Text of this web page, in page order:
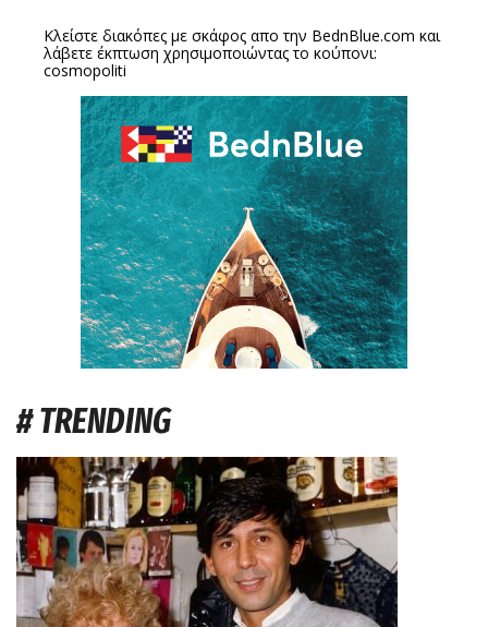
Κλείστε διακόπες με σκάφος απο την BednBlue.com και
λάβετε έκπτωση χρησιμοποιώντας το κούπονι:
cosmopoliti
# TRENDING